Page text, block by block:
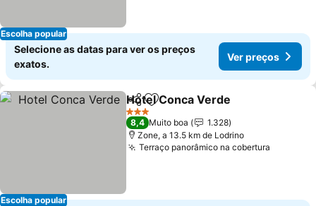
Escolha popular
Selecione as datas para ver os preços
exatos.
Ver preços
Escolha popular
PartilharAdicionar aos favoritos
Hotel Conca Verde
3 Estrelas
8,4 Muito boa
1.328
Zone, a 13.5 km de Lodrino
Terraço panorâmico na cobertura